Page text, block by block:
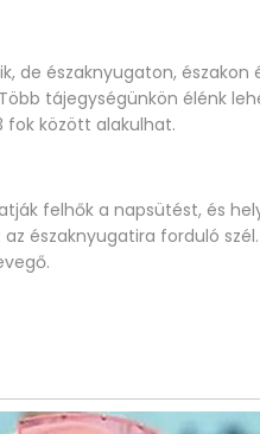
de északnyugaton, északon
tájegységünkön élénk
fok között alakulhat.
felhők a napsütést, és
északnyugatira forduló